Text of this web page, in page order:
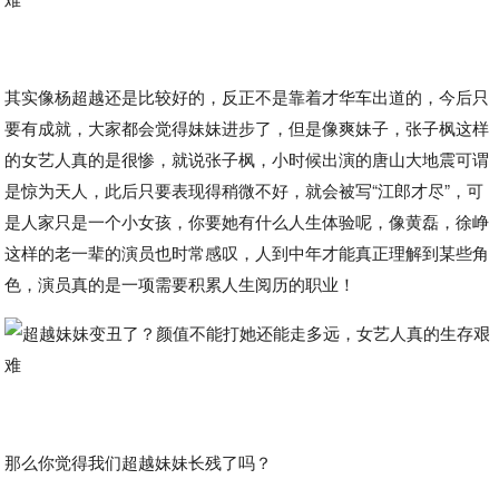
其实像杨超越还是比较好的，反正不是靠着才华车出道的，今后只
要有成就，大家都会觉得妹妹进步了，但是像爽妹子，张子枫这样
的女艺人真的是很惨，就说张子枫，小时候出演的唐山大地震可谓
是惊为天人，此后只要表现得稍微不好，就会被写“江郎才尽”，可
是人家只是一个小女孩，你要她有什么人生体验呢，像黄磊，徐峥
这样的老一辈的演员也时常感叹，人到中年才能真正理解到某些角
色，演员真的是一项需要积累人生阅历的职业！
那么你觉得我们超越妹妹长残了吗？